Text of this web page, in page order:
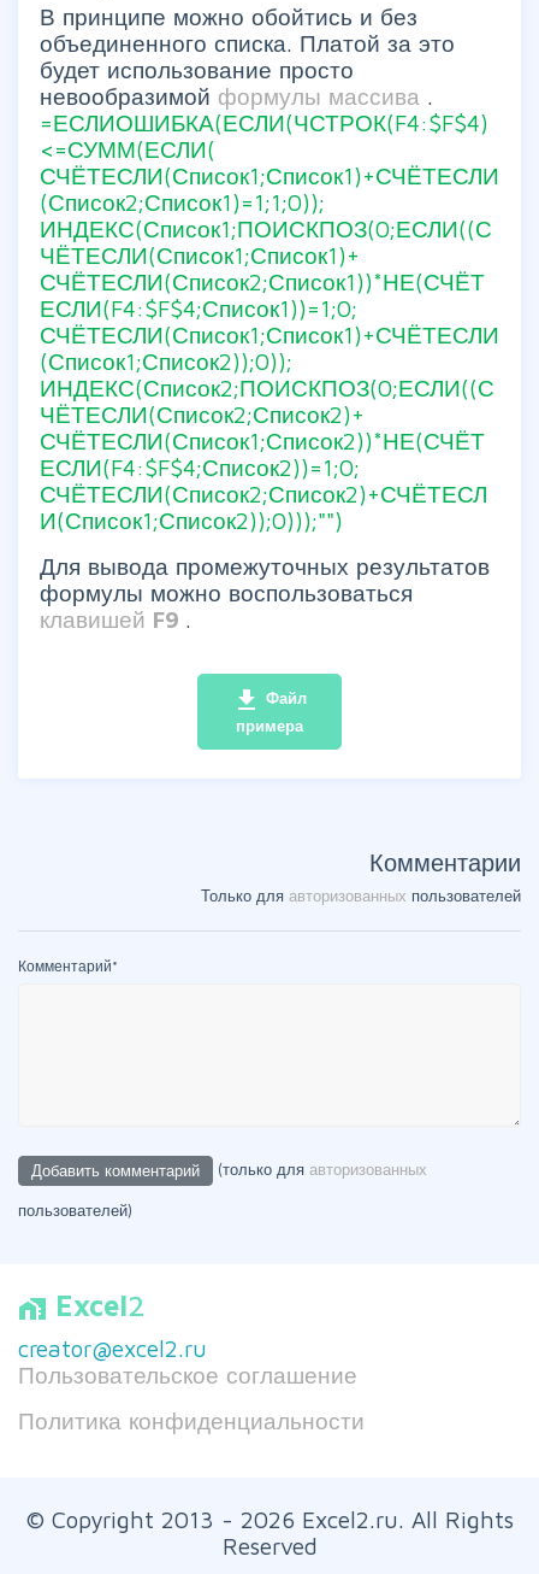
В принципе можно обойтись и без
объединенного списка. Платой за это
будет использование просто
невообразимой формулы массива .
=ЕСЛИОШИБКА(ЕСЛИ(ЧСТРОК(F4:$F$4)
<=СУММ(ЕСЛИ(
СЧЁТЕСЛИ(Список1;Список1)+СЧЁТЕСЛИ
(Список2;Список1)=1;1;0));
ИНДЕКС(Список1;ПОИСКПОЗ(0;ЕСЛИ((С
ЧЁТЕСЛИ(Список1;Список1)+
СЧЁТЕСЛИ(Список2;Список1))*НЕ(СЧЁТ
ЕСЛИ(F4:$F$4;Список1))=1;0;
СЧЁТЕСЛИ(Список1;Список1)+СЧЁТЕСЛИ
(Список1;Список2));0));
ИНДЕКС(Список2;ПОИСКПОЗ(0;ЕСЛИ((С
ЧЁТЕСЛИ(Список2;Список2)+
СЧЁТЕСЛИ(Список1;Список2))*НЕ(СЧЁТ
ЕСЛИ(F4:$F$4;Список2))=1;0;
СЧЁТЕСЛИ(Список2;Список2)+СЧЁТЕСЛ
И(Список1;Список2));0)));"")
Для вывода промежуточных результатов
формулы можно воспользоваться
клавишей F9 .
file_download Файл
примера
Комментарии
Только для авторизованных пользователей
Комментарий*
(только для авторизованных
пользователей)
home_work Excel2
creator@excel2.ru
Пользовательское соглашение
Политика конфиденциальности
© Copyright 2013 - 2026 Excel2.ru. All Rights
Reserved